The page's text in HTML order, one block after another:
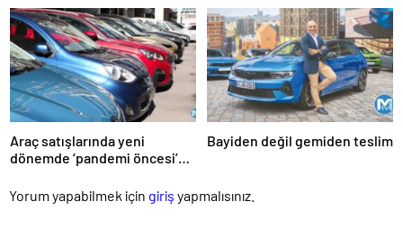
Araç satışlarında yeni
dönemde ‘pandemi öncesi’
Bayiden değil gemiden teslim
Yorum yapabilmek için giriş yapmalısınız.